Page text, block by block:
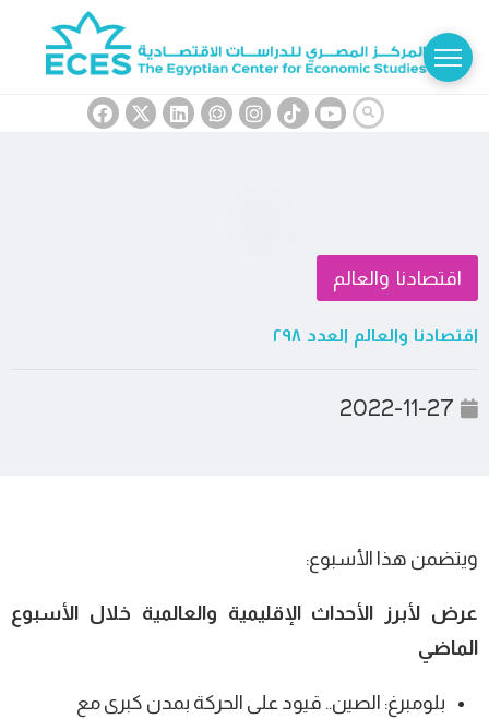
اقتصادنا والعالم
اقتصادنا والعالم العدد ٢٩٨
ويتضمن هذا الأسبوع:
عرض لأبرز الأحداث الإقليمية والعالمية خلال الأسبوع
الماضي
بلومبرغ: الصين.. قيود على الحركة بمدن كبرى مع